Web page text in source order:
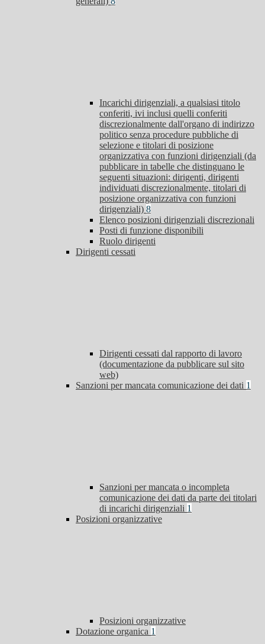
Incarichi dirigenziali, a qualsiasi titolo
conferiti, ivi inclusi quelli conferiti
discrezionalmente dall'organo di indirizzo
politico senza procedure pubbliche di
selezione e titolari di posizione
organizzativa con funzioni dirigenziali (da
pubblicare in tabelle che distinguano le
seguenti situazioni: dirigenti, dirigenti
individuati discrezionalmente, titolari di
posizione organizzativa con funzioni
dirigenziali) 8
Elenco posizioni dirigenziali discrezionali
Posti di funzione disponibili
Ruolo dirigenti
Dirigenti cessati
Dirigenti cessati dal rapporto di lavoro
(documentazione da pubblicare sul sito
web)
Sanzioni per mancata comunicazione dei dati 1
Sanzioni per mancata o incompleta
comunicazione dei dati da parte dei titolari
di incarichi dirigenziali 1
Posizioni organizzative
Posizioni organizzative
Dotazione organica 1